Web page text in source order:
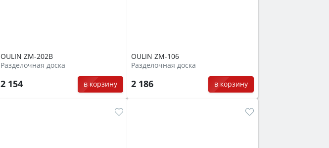
OULIN ZM-202B
Разделочная доска
2 154 в корзину
OULIN ZM-106
Разделочная доска
2 186 в корзину